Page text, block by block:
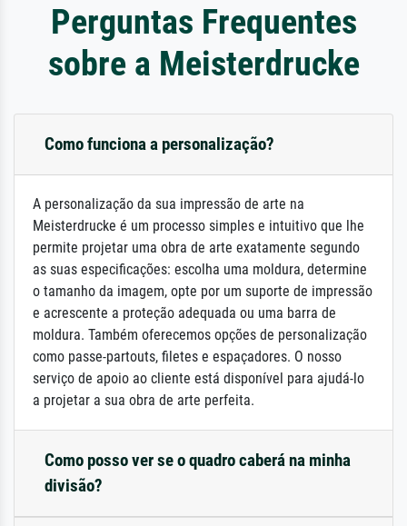
Perguntas Frequentes
sobre a Meisterdrucke
Como funciona a personalização?
A personalização da sua impressão de arte na
Meisterdrucke é um processo simples e intuitivo que lhe
permite projetar uma obra de arte exatamente segundo
as suas especificações: escolha uma moldura, determine
o tamanho da imagem, opte por um suporte de impressão
e acrescente a proteção adequada ou uma barra de
moldura. Também oferecemos opções de personalização
como passe-partouts, filetes e espaçadores. O nosso
serviço de apoio ao cliente está disponível para ajudá-lo
a projetar a sua obra de arte perfeita.
Como posso ver se o quadro caberá na minha
divisão?